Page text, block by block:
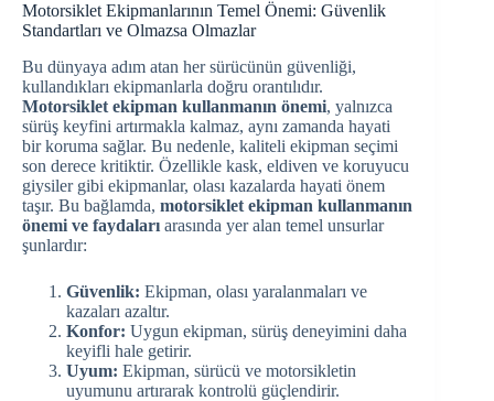
Motorsiklet Ekipmanlarının Temel Önemi: Güvenlik
Standartları ve Olmazsa Olmazlar
Bu dünyaya adım atan her sürücünün güvenliği,
kullandıkları ekipmanlarla doğru orantılıdır.
Motorsiklet ekipman kullanmanın önemi, yalnızca
sürüş keyfini artırmakla kalmaz, aynı zamanda hayati
bir koruma sağlar. Bu nedenle, kaliteli ekipman seçimi
son derece kritiktir. Özellikle kask, eldiven ve koruyucu
giysiler gibi ekipmanlar, olası kazalarda hayati önem
taşır. Bu bağlamda, motorsiklet ekipman kullanmanın
önemi ve faydaları arasında yer alan temel unsurlar
şunlardır:
Güvenlik: Ekipman, olası yaralanmaları ve
kazaları azaltır.
Konfor: Uygun ekipman, sürüş deneyimini daha
keyifli hale getirir.
Uyum: Ekipman, sürücü ve motorsikletin
uyumunu artırarak kontrolü güçlendirir.